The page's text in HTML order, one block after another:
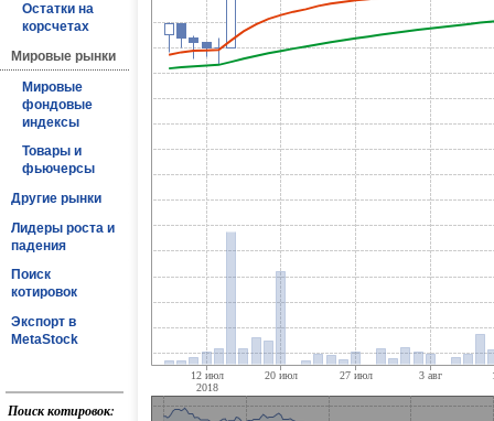
Остатки на
корсчетах
Мировые рынки
Мировые
фондовые
индексы
Товары и
фьючерсы
Другие рынки
Лидеры роста и
падения
Поиск
котировок
Экспорт в
MetaStock
Поиск котировок: